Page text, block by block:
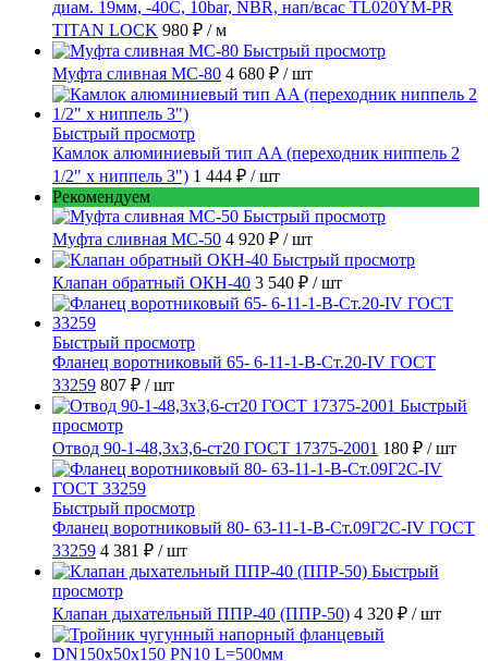
диам. 19мм, -40C, 10bar, NBR, нап/всас TL020YM-PR
TITAN LOCK 980 ₽ / м
Быстрый просмотр
Муфта сливная МС-80 4 680 ₽ / шт
Быстрый просмотр
Камлок алюминиевый тип AA (переходник ниппель 2
1/2" х ниппель 3") 1 444 ₽ / шт
Рекомендуем
Быстрый просмотр
Муфта сливная МС-50 4 920 ₽ / шт
Быстрый просмотр
Клапан обратный ОКН-40 3 540 ₽ / шт
Быстрый просмотр
Фланец воротниковый 65- 6-11-1-B-Ст.20-IV ГОСТ
33259 807 ₽ / шт
Быстрый
просмотр
Отвод 90-1-48,3х3,6-ст20 ГОСТ 17375-2001 180 ₽ / шт
Быстрый просмотр
Фланец воротниковый 80- 63-11-1-B-Ст.09Г2С-IV ГОСТ
33259 4 381 ₽ / шт
Быстрый
просмотр
Клапан дыхательный ППР-40 (ППР-50) 4 320 ₽ / шт